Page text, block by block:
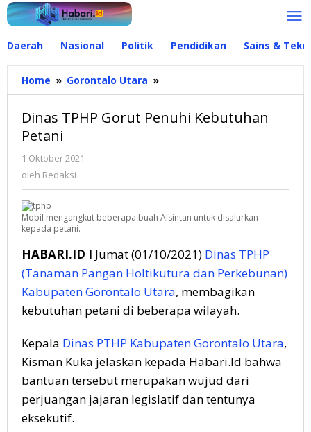
Lewati
ke
Daerah Nasional Politik Pendidikan Sains &
Home » Gorontalo Utara »
TPHP
Gorut
Penuhi
Dinas TPHP Gorut Penuhi Kebutuhan
Petani
1 Oktober 2021
oleh Redaksi
Mobil mengangkut beberapa buah Alsintan untuk disalurkan
kepada petani.
HABARI.ID I Jumat (01/10/2021) Dinas TPHP
(Tanaman Pangan Holtikutura dan Perkebunan)
Kabupaten Gorontalo Utara, membagikan
kebutuhan petani di beberapa wilayah.
Kepala Dinas PTHP Kabupaten Gorontalo Utara,
Kisman Kuka jelaskan kepada Habari.Id bahwa
bantuan tersebut merupakan wujud dari
perjuangan jajaran legislatif dan tentunya
eksekutif.